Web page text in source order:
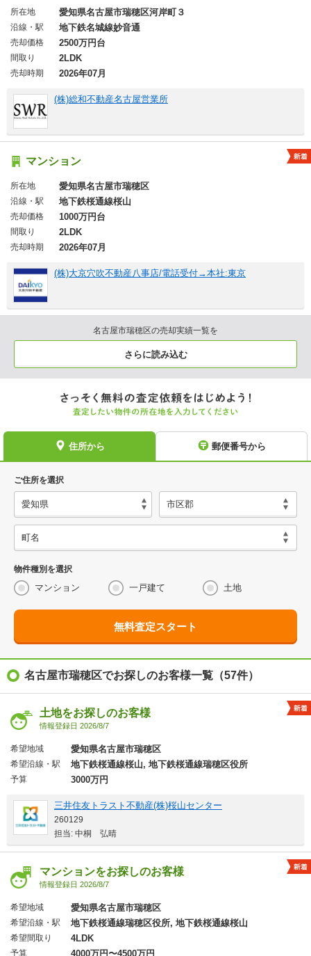
所在地 愛知県名古屋市瑞穂区河岸町３
沿線・駅 地下鉄名城線妙音通
売却価格 2500万円台
間取り 2LDK
売却時期 2026年07月
(株)総和不動産名古屋営業所
マンション
所在地 愛知県名古屋市瑞穂区
沿線・駅 地下鉄桜通線桜山
売却価格 1000万円台
間取り 2LDK
売却時期 2026年07月
(株)大京穴吹不動産八事店/電話受付→本社:東京
名古屋市瑞穂区の売却実績一覧を
さらに読み込む
住所から 郵便番号から
ご住所を選択
物件種別を選択
マンション 一戸建て 土地
無料査定スタート
名古屋市瑞穂区でお探しのお客様一覧（57件）
土地をお探しのお客様
情報登録日 2026/8/7
希望地域 愛知県名古屋市瑞穂区
希望沿線・駅 地下鉄桜通線桜山, 地下鉄桜通線瑞穂区役所
予算 3000万円
三井住友トラスト不動産(株)桜山センター
260129
担当: 中桐 弘晴
マンションをお探しのお客様
情報登録日 2026/8/7
希望地域 愛知県名古屋市瑞穂区
希望沿線・駅 地下鉄桜通線瑞穂区役所, 地下鉄桜通線桜山
希望間取り 4LDK
予算 4000万円〜4500万円